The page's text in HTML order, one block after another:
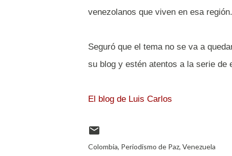
venezolanos que viven en esa región.
Seguró que el tema no se va a
su blog y estén atentos a la serie de
El blog de Luis Carlos
Colombia Periodismo de Paz Venezuela